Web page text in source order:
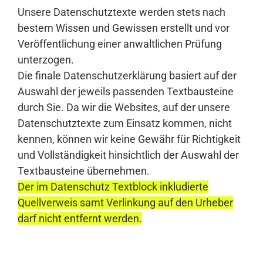
Unsere Datenschutztexte werden stets nach
bestem Wissen und Gewissen erstellt und vor
Veröffentlichung einer anwaltlichen Prüfung
unterzogen.
Die finale Datenschutzerklärung basiert auf der
Auswahl der jeweils passenden Textbausteine
durch Sie. Da wir die Websites, auf der unsere
Datenschutztexte zum Einsatz kommen, nicht
kennen, können wir keine Gewähr für Richtigkeit
und Vollständigkeit hinsichtlich der Auswahl der
Textbausteine übernehmen.
Der im Datenschutz Textblock inkludierte
Quellverweis samt Verlinkung auf den Urheber
darf nicht entfernt werden.